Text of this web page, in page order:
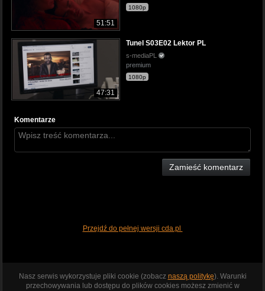
51:51
1080p
47:31
Tunel S03E02 Lektor PL
s-mediaPL
premium
1080p
Komentarze
Zamieść komentarz
Przejdź do pełnej wersji cda.pl
Nasz serwis wykorzystuje pliki cookie (zobacz naszą politykę). Warunki
przechowywania lub dostępu do plików cookies możesz zmienić w